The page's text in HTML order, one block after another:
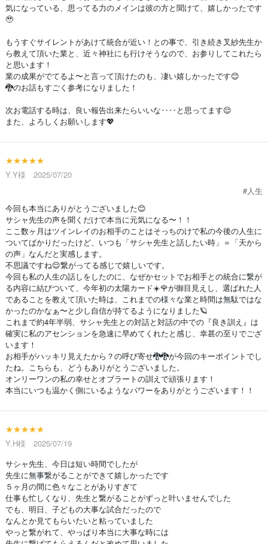
気になっている、思ってる力のメインは彼の方と聞けて、嬉しかったです
🥹
もうすぐサイレントがあけて統合が近い！との事で、引き続き叉紗先生か
ら教えて頂いた業と、近々神社にも行けそうなので、お参りしてこれたら
と思います！
業の成果がでてるよ〜と言って頂けたのも、凄い嬉しかったです😊
🐉のお話もすごく参考になりました！
次お電話する時は、良い報告出来たらいいな‥‥と思ってます😌
また、よろしくお願いします💖
★★★★★
Y.Y様 2025/07/20
#人生
今回も本当にありがとうございました😊
サシャ先生の声を聞くだけで本当に元気になる〜！！
ここ数ヶ月はツインレイのお相手のことはそっちのけで私の今後の人生に
ついてばかりだったけど、いつも「サシャ先生と話したい時」＝「天から
の声」なんだと実感します。
不思議ですね😌繋がってる感じで嬉しいです。
今回も私の人生の話しをしたのに、なぜかセットでお相手との統合に繋が
る内容に結びついて、今年初の太陽カード☀️🌹が御目見えし、選ばれた人
であることを教えて頂いた時は、これまでの様々な業と時間は無駄ではな
かったのかなぁ〜と少し自信が持てるようになりました🪐
これまで約4年半弱、サシャ先生との対話と対話の中での『良き訓え』は
確実に私のアセンションを急速に早めてくれたと感じ、幸甚の至りでござ
います！
お相手がハッキリ見えたから？の呼び寄せ🐉🐉が今回のキーポイントでし
たね。こちらも、どうもありがとうございました。
オンリーワンの私の幸せとオブラートの訓えで頑張ります！
本当にいつも温かく側にいるようなパワーをありがとうございます！！
★★★★★
Y.H様 2025/07/19
サシャ先生、今日は短い時間でしたが
先生に無事繋がることができて嬉しかったです
５ヶ月の間に色々なことがありすぎて
仕事も忙しくなり、先生と繋がることがずっと叶いませんでした
でも、明日、子どもの大事な試合だったので
なんとか見てもらいたいと粘っていました
やっと繋がれて、やっぱり本当に大事な時には